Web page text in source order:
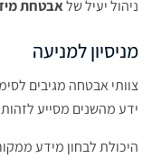
ניהול יעיל שלאבטחת
מניסיון למניעה
צוותי אבטחה מגיבים
ידע מהשנים מסייע
היכולת לבחון מידע